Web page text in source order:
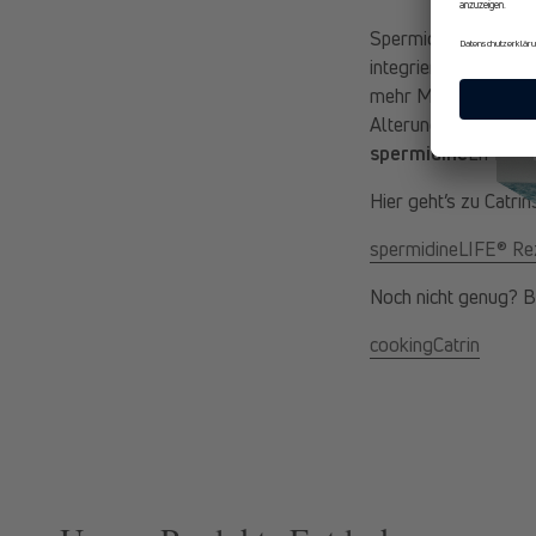
Spermidin ist ein
integrieren oder
mehr Menschen,
Alterungsprozess
spermidineLIFE®
Hier geht’s zu
spermidineLIFE®
Noch nicht genug?
cookingCatrin